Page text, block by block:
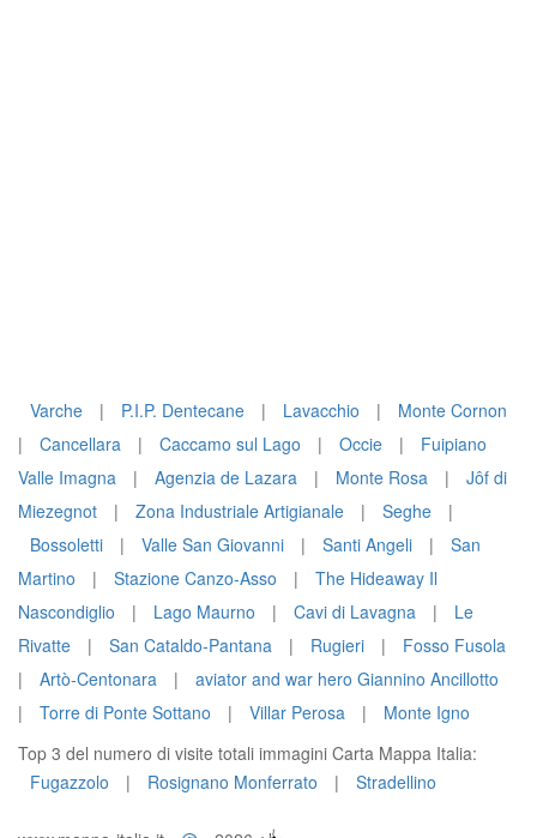
Varche | P.I.P. Dentecane | Lavacchio |
Monte Cornon
|
Cancellara | Caccamo sul Lago | Occie |
Fuipiano
Valle Imagna
| Agenzia de Lazara | Monte Rosa |
Jôf di
Miezegnot
| Zona Industriale Artigianale | Seghe
|
Bossoletti
| Valle San Giovanni | Santi Angeli |
San
Martino
| Stazione Canzo-Asso |
The Hideaway Il
Nascondiglio
| Lago Maurno | Cavi di Lavagna |
Le
Rivatte
| San Cataldo-Pantana | Rugieri |
Fosso Fusola
|
Artò-Centonara |
aviator and war hero Giannino Ancillotto
|
Torre di Ponte Sottano | Villar Perosa |
Monte Igno
Top 3 del numero di visite totali immagini Carta Mappa Italia:
Fugazzolo
| Rosignano Monferrato | Stradellino